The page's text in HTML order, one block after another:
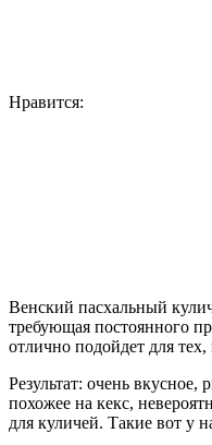
Нравится:
Венский пасхальный
требующая постоянного
отлично подойдет для
Результат: очень вкусное,
похожее на кекс,
для куличей. Такие вот у